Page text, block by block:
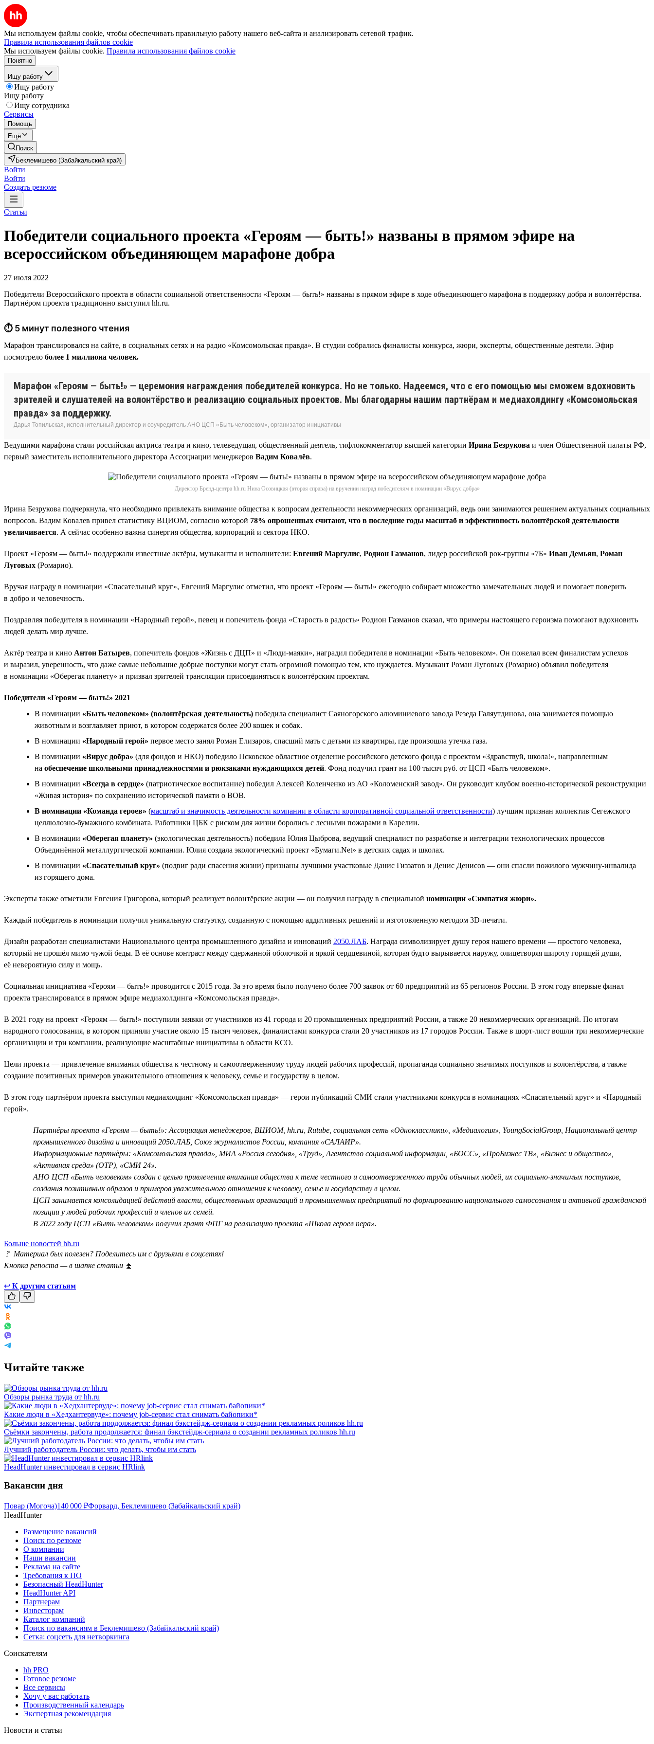
Мы используем файлы cookie, чтобы обеспечивать правильную работу нашего веб-сайта и анализировать сетевой трафик.
Правила использования файлов cookie
Мы используем файлы cookie. Правила использования файлов cookie
Понятно
Ищу работу
Ищу работу
Ищу работу
Ищу сотрудника
Сервисы
Помощь
Ещё
Поиск
Беклемишево (Забайкальский край)
Войти
Войти
Создать резюме
Статьи
Победители социального проекта «Героям — быть!» названы в прямом эфире на
всероссийском объединяющем марафоне добра
27 июля 2022
Победители Всероссийского проекта в области социальной ответственности «Героям — быть!» названы в прямом эфире в ходе объединяющего марафона в поддержку добра и волонтёрства.
Партнёром проекта традиционно выступил hh.ru.
⏱ 5 минут полезного чтения
Марафон транслировался на сайте, в социальных сетях и на радио «Комсомольская правда». В студии собрались финалисты конкурса, жюри, эксперты, общественные деятели. Эфир
посмотрело более 1 миллиона человек.
Марафон «Героям — быть!» — церемония награждения победителей конкурса. Но не только. Надеемся, что с его помощью мы сможем вдохновить
зрителей и слушателей на волонтёрство и реализацию социальных проектов. Мы благодарны нашим партнёрам и медиахолдингу «Комсомольская
правда» за поддержку.
Дарья Топильская, исполнительный директор и соучредитель АНО ЦСП «Быть человеком», организатор инициативы
Ведущими марафона стали российская актриса театра и кино, телеведущая, общественный деятель, тифлокомментатор высшей категории Ирина Безрукова и член Общественной палаты РФ,
первый заместитель исполнительного директора Ассоциации менеджеров Вадим Ковалёв.
Директор Бренд-центра hh.ru Нина Осовицкая (вторая справа) на вручении наград победителям в номинации «Вирус добра»
Ирина Безрукова подчеркнула, что необходимо привлекать внимание общества к вопросам деятельности некоммерческих организаций, ведь они занимаются решением актуальных социальных
вопросов. Вадим Ковалев привел статистику ВЦИОМ, согласно которой 78% опрошенных считают, что в последние годы масштаб и эффективность волонтёрской деятельности
увеличивается. А сейчас особенно важна синергия общества, корпораций и сектора НКО.
Проект «Героям — быть!» поддержали известные актёры, музыканты и исполнители: Евгений Маргулис, Родион Газманов, лидер российской рок-группы «7Б» Иван Демьян, Роман
Луговых (Ромарио).
Вручая награду в номинации «Спасательный круг», Евгений Маргулис отметил, что проект «Героям — быть!» ежегодно собирает множество замечательных людей и помогает поверить
в добро и человечность.
Поздравляя победителя в номинации «Народный герой», певец и попечитель фонда «Старость в радость» Родион Газманов сказал, что примеры настоящего героизма помогают вдохновить
людей делать мир лучше.
Актёр театра и кино Антон Батырев, попечитель фондов «Жизнь с ДЦП» и «Люди-маяки», наградил победителя в номинации «Быть человеком». Он пожелал всем финалистам успехов
и выразил, уверенность, что даже самые небольшие добрые поступки могут стать огромной помощью тем, кто нуждается. Музыкант Роман Луговых (Ромарио) объявил победителя
в номинации «Оберегая планету» и призвал зрителей трансляции присоединяться к волонтёрским проектам.
Победители «Героям — быть!» 2021
В номинации «Быть человеком» (волонтёрская деятельность) победила специалист Саяногорского алюминиевого завода Резеда Галяутдинова, она занимается помощью
животным и возглавляет приют, в котором содержатся более 200 кошек и собак.
В номинации «Народный герой» первое место занял Роман Елизаров, спасший мать с детьми из квартиры, где произошла утечка газа.
В номинации «Вирус добра» (для фондов и НКО) победило Псковское областное отделение российского детского фонда с проектом «Здравствуй, школа!», направленным
на обеспечение школьными принадлежностями и рюкзаками нуждающихся детей. Фонд подучил грант на 100 тысяч руб. от ЦСП «Быть человеком».
В номинации «Всегда в сердце» (патриотическое воспитание) победил Алексей Коленченко из АО «Коломенский завод». Он руководит клубом военно-исторической реконструкции
«Живая история» по сохранению исторической памяти о ВОВ.
В номинации «Команда героев» (масштаб и значимость деятельности компании в области корпоративной социальной ответственности) лучшим признан коллектив Сегежского
целлюлозно-бумажного комбината. Работники ЦБК с риском для жизни боролись с лесными пожарами в Карелии.
В номинации «Оберегая планету» (экологическая деятельность) победила Юлия Цыброва, ведущий специалист по разработке и интеграции технологических процессов
Объединённой металлургической компании. Юлия создала экологический проект «Бумаги.Net» в детских садах и школах.
В номинации «Спасательный круг» (подвиг ради спасения жизни) признаны лучшими участковые Данис Гиззатов и Денис Денисов — они спасли пожилого мужчину-инвалида
из горящего дома.
Эксперты также отметили Евгения Григорова, который реализует волонтёрские акции — он получил награду в специальной номинации «Симпатия жюри».
Каждый победитель в номинации получил уникальную статуэтку, созданную с помощью аддитивных решений и изготовленную методом 3D-печати.
Дизайн разработан специалистами Национального центра промышленного дизайна и инноваций 2050.ЛАБ. Награда символизирует душу героя нашего времени — простого человека,
который не прошёл мимо чужой беды. В её основе контраст между сдержанной оболочкой и яркой сердцевиной, которая будто вырывается наружу, олицетворяя широту горящей души,
её невероятную силу и мощь.
Социальная инициатива «Героям — быть!» проводится с 2015 года. За это время было получено более 700 заявок от 60 предприятий из 65 регионов России. В этом году впервые финал
проекта транслировался в прямом эфире медиахолдинга «Комсомольская правда».
В 2021 году на проект «Героям — быть!» поступили заявки от участников из 41 города и 20 промышленных предприятий России, а также 20 некоммерческих организаций. По итогам
народного голосования, в котором приняли участие около 15 тысяч человек, финалистами конкурса стали 20 участников из 17 городов России. Также в шорт-лист вошли три некоммерческие
организации и три компании, реализующие масштабные инициативы в области КСО.
Цели проекта — привлечение внимания общества к честному и самоотверженному труду людей рабочих профессий, пропаганда социально значимых поступков и волонтёрства, а также
создание позитивных примеров уважительного отношения к человеку, семье и государству в целом.
В этом году партнёром проекта выступил медиахолдинг «Комсомольская правда» — герои публикаций СМИ стали участниками конкурса в номинациях «Спасательный круг» и «Народный
герой».
Партнёры проекта «Героям — быть!»: Ассоциация менеджеров, ВЦИОМ, hh.ru, Rutube, социальная сеть «Одноклассники», «Медиалогия», YoungSocialGroup, Национальный центр
промышленного дизайна и инноваций 2050.ЛАБ, Союз журналистов России, компания «САЛАИР».
Информационные партнёры: «Комсомольская правда», МИА «Россия сегодня», «Труд», Агентство социальной информации, «БОСС», «ПроБизнес ТВ», «Бизнес и общество»,
«Активная среда» (ОТР), «СМИ 24».
АНО ЦСП «Быть человеком» создан с целью привлечения внимания общества к теме честного и самоотверженного труда обычных людей, их социально-значимых поступков,
создания позитивных образов и примеров уважительного отношения к человеку, семье и государству в целом.
ЦСП занимается консолидацией действий власти, общественных организаций и промышленных предприятий по формированию национального самосознания и активной гражданской
позиции у людей рабочих профессий и членов их семей.
В 2022 году ЦСП «Быть человеком» получил грант ФПГ на реализацию проекта «Школа героев пера».
Больше новостей hh.ru
🚩 Материал был полезен? Поделитесь им с друзьями в соцсетях!
Кнопка репоста — в шапке статьи ⏫
↩ К другим статьям
Читайте также
Обзоры рынка труда от hh.ru
Какие люди в «Хедхантервуде»: почему job-сервис стал снимать байопики*
Съёмки закончены, работа продолжается: финал бэкстейдж-сериала о создании рекламных роликов hh.ru
Лучший работодатель России: что делать, чтобы им стать
HeadHunter инвестировал в сервис HRlink
Вакансии дня
Повар (Могоча)140 000 ₽Форвард, Беклемишево (Забайкальский край)
HeadHunter
Размещение вакансий
Поиск по резюме
О компании
Наши вакансии
Реклама на сайте
Требования к ПО
Безопасный HeadHunter
HeadHunter API
Партнерам
Инвесторам
Каталог компаний
Поиск по вакансиям в Беклемишево (Забайкальский край)
Сетка: соцсеть для нетворкинга
Соискателям
hh PRO
Готовое резюме
Все сервисы
Хочу у вас работать
Производственный календарь
Экспертная рекомендация
Новости и статьи